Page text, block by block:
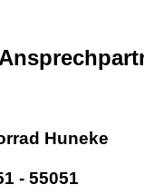
Huneke
- 55051